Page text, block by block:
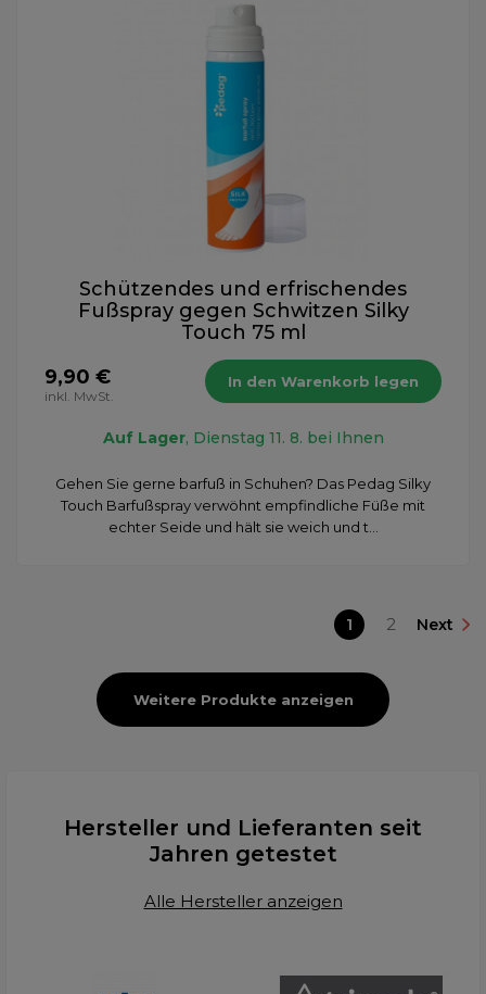
Schützendes und erfrischendes
Fußspray gegen Schwitzen Silky
Touch 75 ml
9,90 €
inkl. MwSt.
In den Warenkorb legen
Auf Lager, Dienstag 11. 8. bei Ihnen
Gehen Sie gerne barfuß in Schuhen? Das Pedag Silky
Touch Barfußspray verwöhnt empfindliche Füße mit
echter Seide und hält sie weich und t...
1 2 Next
Weitere Produkte anzeigen
Hersteller und Lieferanten seit
Jahren getestet
Alle Hersteller anzeigen